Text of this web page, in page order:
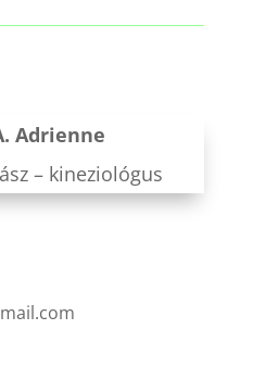
Adrienne
– kineziológus